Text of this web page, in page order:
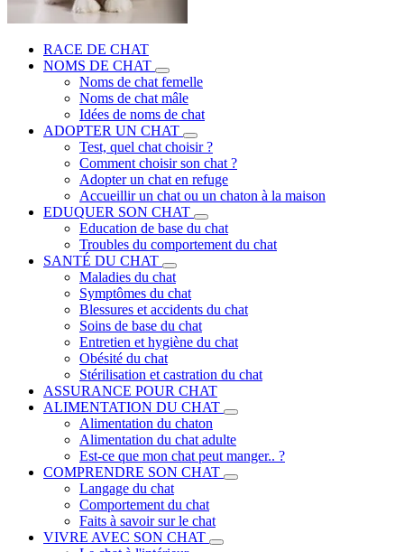
RACE DE CHAT
NOMS DE CHAT
Noms de chat femelle
Noms de chat mâle
Idées de noms de chat
ADOPTER UN CHAT
Test, quel chat choisir ?
Comment choisir son chat ?
Adopter un chat en refuge
Accueillir un chat ou un chaton à la maison
EDUQUER SON CHAT
Education de base du chat
Troubles du comportement du chat
SANTÉ DU CHAT
Maladies du chat
Symptômes du chat
Blessures et accidents du chat
Soins de base du chat
Entretien et hygiène du chat
Obésité du chat
Stérilisation et castration du chat
ASSURANCE POUR CHAT
ALIMENTATION DU CHAT
Alimentation du chaton
Alimentation du chat adulte
Est-ce que mon chat peut manger.. ?
COMPRENDRE SON CHAT
Langage du chat
Comportement du chat
Faits à savoir sur le chat
VIVRE AVEC SON CHAT